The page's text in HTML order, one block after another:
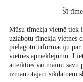
Vakcīnu sastāvā nav
Šī
Mūsu tīmekļa vietnē tiek
uzlabotu tīmekļa vietnes
pielāgotu informāciju par
vietnes apmeklējumu.
atteikties vai mainīt savu
izmantotajām sīkdatnēm